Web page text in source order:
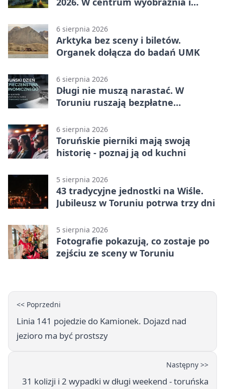
6 sierpnia 2026
Arktyka bez sceny i biletów.
Organek dołącza do badań UMK
6 sierpnia 2026
Długi nie muszą narastać. W
Toruniu ruszają bezpłatne
6 sierpnia 2026
Toruńskie pierniki mają swoją
historię - poznaj ją od kuchni
5 sierpnia 2026
43 tradycyjne jednostki na Wiśle.
Jubileusz w Toruniu potrwa trzy dni
5 sierpnia 2026
Fotografie pokazują, co zostaje po
zejściu ze sceny w Toruniu
<< Poprzedni
Linia 141 pojedzie do Kamionek. Dojazd nad
jezioro ma być prostszy
Następny >>
31 kolizji i 2 wypadki w długi weekend - toruńska